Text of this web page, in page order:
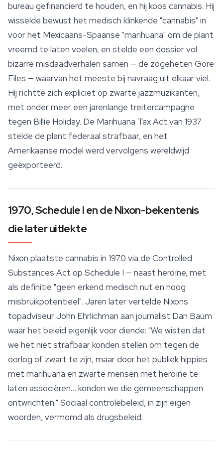
bureau gefinancierd te houden, en hij koos cannabis. Hij
wisselde bewust het medisch klinkende "cannabis" in
voor het Mexicaans-Spaanse "marihuana" om de plant
vreemd te laten voelen, en stelde een dossier vol
bizarre misdaadverhalen samen — de zogeheten Gore
Files — waarvan het meeste bij navraag uit elkaar viel.
Hij richtte zich expliciet op zwarte jazzmuzikanten,
met onder meer een jarenlange treitercampagne
tegen Billie Holiday. De Marihuana Tax Act van 1937
stelde de plant federaal strafbaar, en het
Amerikaanse model werd vervolgens wereldwijd
geëxporteerd.
1970, Schedule I en de Nixon-bekentenis
die later uitlekte
Nixon plaatste cannabis in 1970 via de Controlled
Substances Act op Schedule I — naast heroïne, met
als definitie "geen erkend medisch nut en hoog
misbruikpotentieel". Jaren later vertelde Nixons
topadviseur John Ehrlichman aan journalist Dan Baum
waar het beleid eigenlijk voor diende: "We wisten dat
we het niet strafbaar konden stellen om tegen de
oorlog of zwart te zijn, maar door het publiek hippies
met marihuana en zwarte mensen met heroïne te
laten associëren… konden we die gemeenschappen
ontwrichten." Sociaal controlebeleid, in zijn eigen
woorden, vermomd als drugsbeleid.